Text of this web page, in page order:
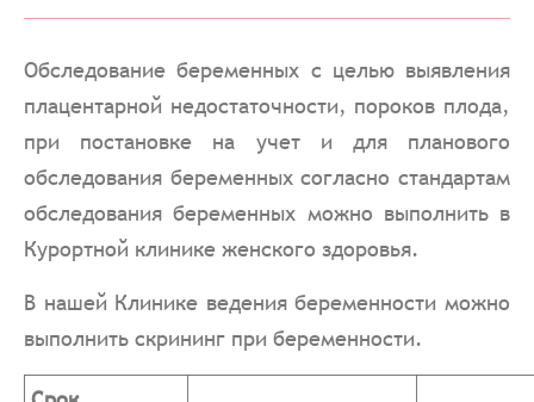
Обследование беременных с целью выявления
плацентарной недостаточности, пороков плода,
при постановке на учет и для планового
обследования беременных согласно стандартам
обследования беременных можно выполнить в
Курортной клинике женского здоровья.
В нашей Клинике ведения беременности можно
выполнить скрининг при беременности.